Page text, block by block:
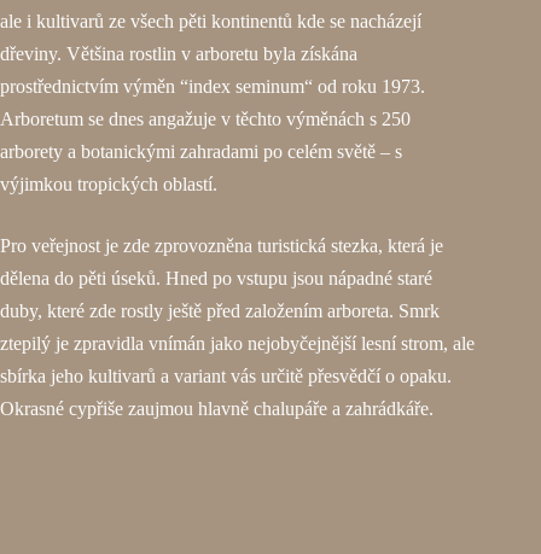
ale i kultivarů ze všech pěti kontinentů kde se nacházejí
dřeviny. Většina rostlin v arboretu byla získána
prostřednictvím výměn “index seminum“ od roku 1973.
Arboretum se dnes angažuje v těchto výměnách s 250
arborety a botanickými zahradami po celém světě – s
výjimkou tropických oblastí.
Pro veřejnost je zde zprovozněna turistická stezka, která je
dělena do pěti úseků. Hned po vstupu jsou nápadné staré
duby, které zde rostly ještě před založením arboreta. Smrk
ztepilý je zpravidla vnímán jako nejobyčejnější lesní strom, ale
sbírka jeho kultivarů a variant vás určitě přesvědčí o opaku.
Okrasné cypřiše zaujmou hlavně chalupáře a zahrádkáře.